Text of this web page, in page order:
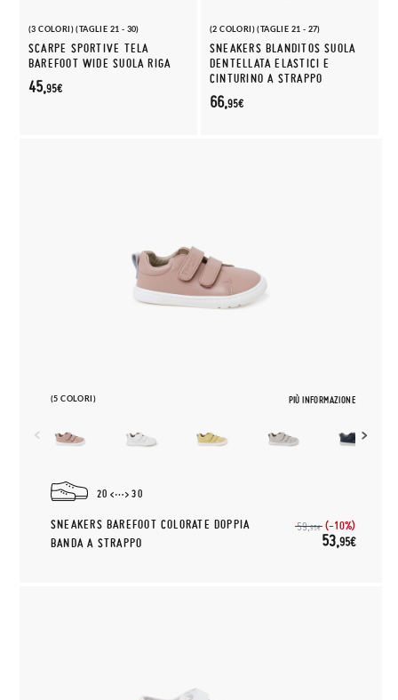
(3 COLORI) (TAGLIE 21 - 30)
SCARPE SPORTIVE TELA
BAREFOOT WIDE SUOLA RIGA
45,95€
(2 COLORI) (TAGLIE 21 - 27)
SNEAKERS BLANDITOS SUOLA
DENTELLATA ELASTICI E
CINTURINO A STRAPPO
66,95€
(5 COLORI) PIÙ INFORMAZIONE
20 30
SNEAKERS BAREFOOT COLORATE DOPPIA
BANDA A STRAPPO
59,95€ (-10%)
53,95€